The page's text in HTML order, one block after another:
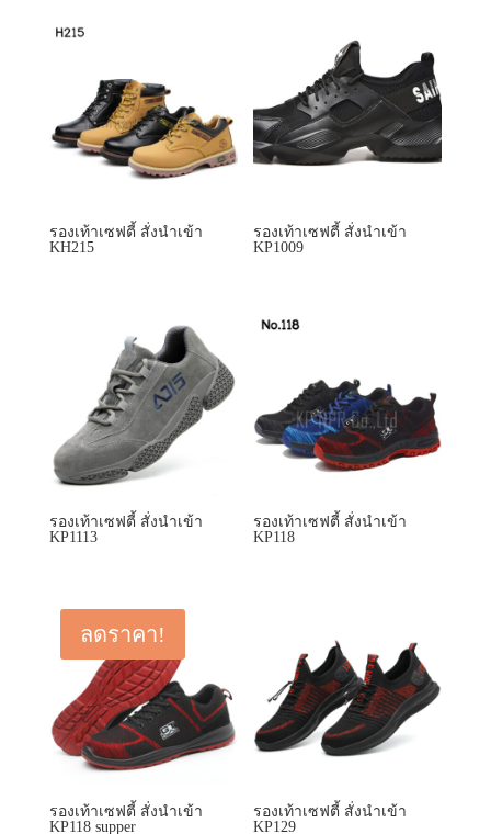
รองเท้าเซฟตี้ สั่งนำเข้า
KH215
รองเท้าเซฟตี้ สั่งนำเข้า
KP1009
รองเท้าเซฟตี้ สั่งนำเข้า
KP1113
รองเท้าเซฟตี้ สั่งนำเข้า
KP118
ลดราคา!
รองเท้าเซฟตี้ สั่งนำเข้า
KP118 supper
รองเท้าเซฟตี้ สั่งนำเข้า
KP129